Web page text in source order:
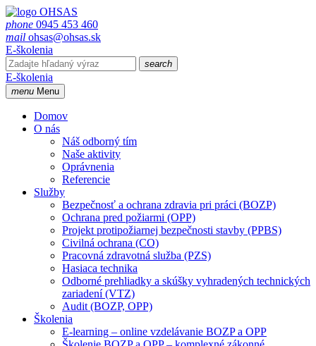
phone 0945 453 460
mail ohsas@ohsas.sk
E-školenia
search
E-školenia
menu Menu
Domov
O nás
Náš odborný tím
Naše aktivity
Oprávnenia
Referencie
Služby
Bezpečnosť a ochrana zdravia pri práci (BOZP)
Ochrana pred požiarmi (OPP)
Projekt protipožiarnej bezpečnosti stavby (PPBS)
Civilná ochrana (CO)
Pracovná zdravotná služba (PZS)
Hasiaca technika
Odborné prehliadky a skúšky vyhradených technických
zariadení (VTZ)
Audit (BOZP, OPP)
Školenia
E-learning – online vzdelávanie BOZP a OPP